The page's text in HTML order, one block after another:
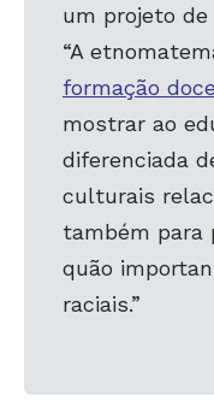
um projeto de
“A
formação
mostrar ao
diferenciada
culturais
também para
quão
raciais.”